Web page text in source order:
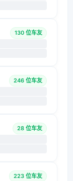
130 位车友
246 位车友
28 位车友
223 位车友